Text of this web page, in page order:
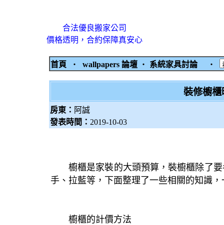
合法優良搬家公司
價格透明，合約保障真安心
首頁 ‧ wallpapers 論壇 ‧ 系統家具討論 ‧
裝修櫥櫃
房東： 阿誠
發表時間： 2019-10-03
櫥櫃是家裝的大頭預算，裝櫥櫃除了
手、拉藍等，下面整理了一些相關的知識
櫥櫃的計價方法